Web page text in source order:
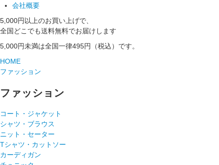
会社概要
5,000円以上のお買い上げで、
全国どこでも送料無料でお届けします
5,000円未満は全国一律495円（税込）です。
HOME
ファッション
ファッション
コート・ジャケット
シャツ・ブラウス
ニット・セーター
Tシャツ・カットソー
カーディガン